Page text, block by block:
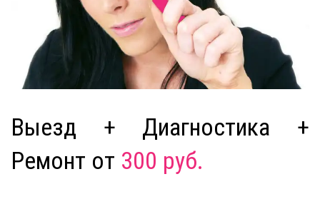
Выезд + Диагностика +
Ремонт от 300 руб.